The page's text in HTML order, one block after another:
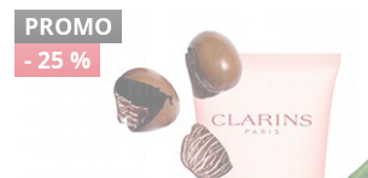
PROMO
- 25 %